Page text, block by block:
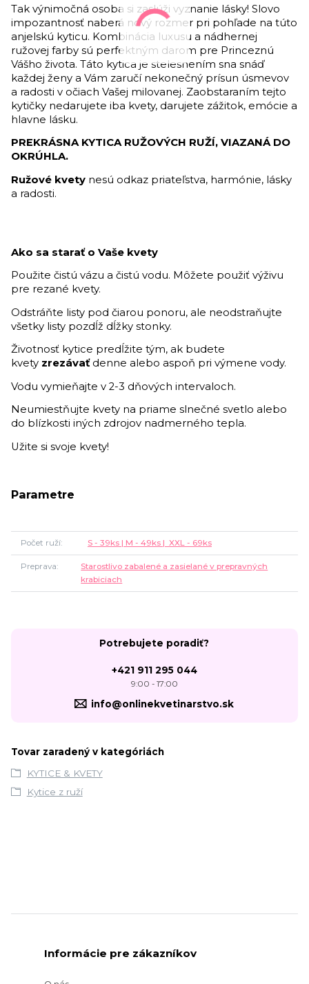
Tak výnimočná osoba si zaslúži vyznanie lásky! Slovo
impozantnosť naberá nový rozmer pri pohľade na túto
anjelskú kyticu. Kombinácia luxusu a nádhernej
ružovej farby sú perfektným darom pre Princeznú
Vášho života. Táto kytica je stelesnením sna snáď
každej ženy a Vám zaručí nekonečný prísun úsmevov
a radosti v očiach Vašej milovanej. Zaobstaraním tejto
kytičky nedarujete iba kvety, darujete zážitok, emócie a
hlavne lásku.
PREKRÁSNA KYTICA RUŽOVÝCH RUŽÍ, VIAZANÁ DO
OKRÚHLA.
Ružové kvety nesú odkaz priateľstva, harmónie, lásky
a radosti.
Ako sa starať o Vaše kvety
Použite čistú vázu a čistú vodu. Môžete použiť výživu
pre rezané kvety.
Odstráňte listy pod čiarou ponoru, ale neodstraňujte
všetky listy pozdĺž dĺžky stonky.
Životnosť kytice predĺžite tým, ak budete
kvety zrezávaťdenne alebo aspoň pri výmene vody.
Vodu vymieňajte v 2-3 dňových intervaloch.
Neumiestňujte kvety na priame slnečné svetlo alebo
do blízkosti iných zdrojov nadmerného tepla.
Užite si svoje kvety!
Parametre
Počet ruží S - 39ks | M - 49ks | XXL - 69ks
Preprava
Starostlivo zabalené a zasielané v prepravných
krabiciach
Potrebujete poradiť?
+421 911 295 044
9:00 - 17:00
info@onlinekvetinarstvo.sk
Tovar zaradený v kategóriách
KYTICE & KVETY
Kytice z ruží
Informácie pre zákazníkov